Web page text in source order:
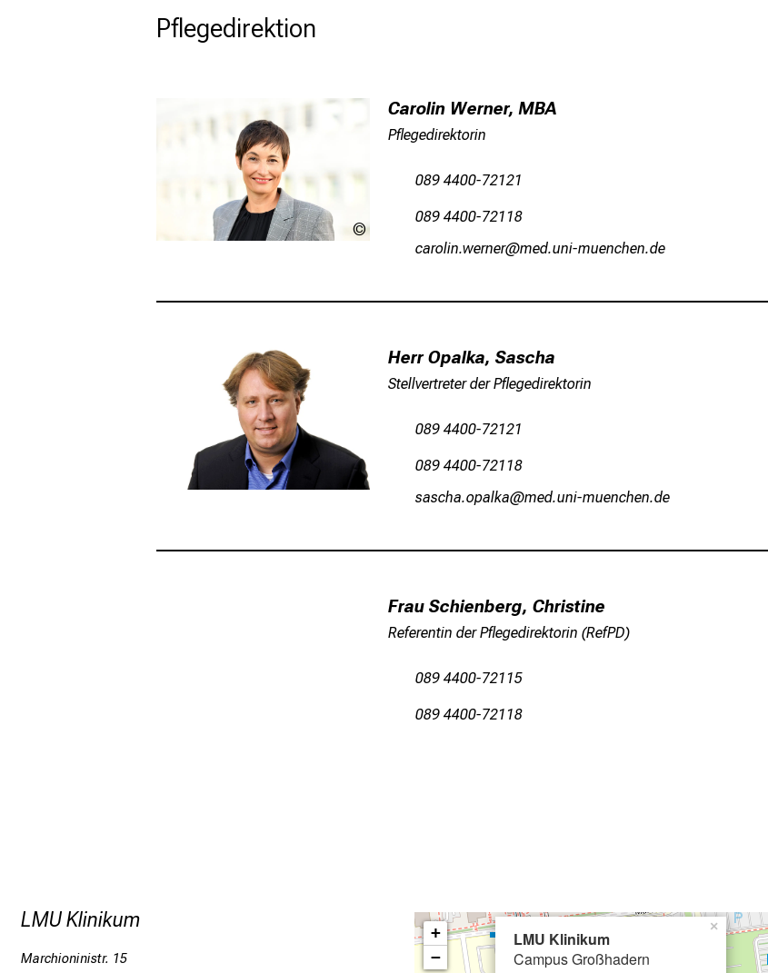
Pflegedirektion
Carolin Werner, MBA
Pflegedirektorin
089 4400-72121
089 4400-72118
ygpüälu-éipuip
vim-dfulGv:fiuyJziu mi
Herr Opalka, Sascha
Stellvertreter der Pflegedirektorin
089 4400-72121
089 4400-72118
cgScyzgsüögäog
vimsful+v,fiu;yziu mi
Frau Schienberg, Christine
Referentin der Pflegedirektorin (RefPD)
089 4400-72115
089 4400-72118
LMU Klinikum
Marchioninistr. 15
LMU Klinikum
Campus Großhadern
×
+
−